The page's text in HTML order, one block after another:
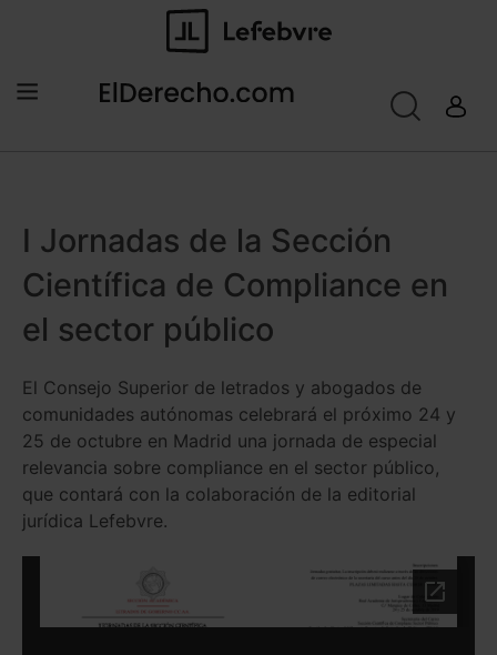
I Jornadas de la Sección
Científica de Compliance en
el sector público
El Consejo Superior de letrados y abogados de
comunidades autónomas celebrará el próximo 24 y
25 de octubre en Madrid una jornada de especial
relevancia sobre compliance en el sector público,
que contará con la colaboración de la editorial
jurídica Lefebvre.